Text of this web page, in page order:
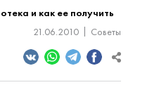
и как ее получить
21.06.2010 Советы